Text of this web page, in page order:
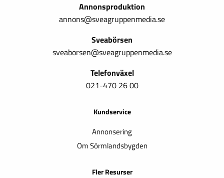
Annonsproduktion
annons@sveagruppenmedia.se
Sveabörsen
sveaborsen@sveagruppenmedia.se
Telefonväxel
021-470 26 00
Kundservice
Annonsering
Om Sörmlandsbygden
Fler Resurser